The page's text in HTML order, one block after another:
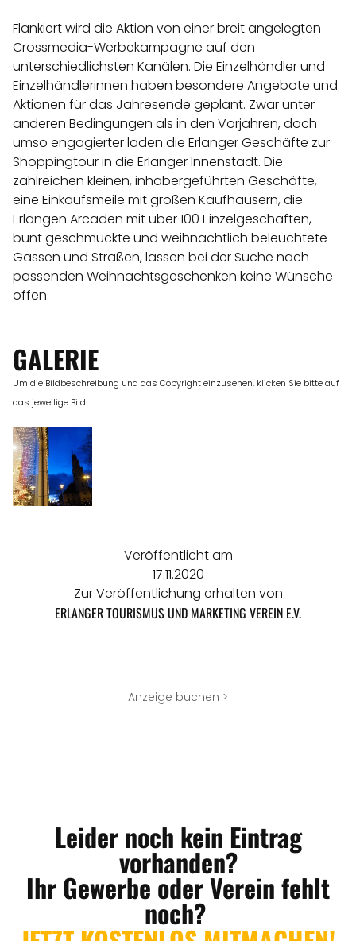
Flankiert wird die Aktion von einer breit angelegten
Crossmedia-Werbekampagne auf den
unterschiedlichsten Kanälen. Die Einzelhändler und
Einzelhändlerinnen haben besondere Angebote und
Aktionen für das Jahresende geplant. Zwar unter
anderen Bedingungen als in den Vorjahren, doch
umso engagierter laden die Erlanger Geschäfte zur
Shoppingtour in die Erlanger Innenstadt. Die
zahlreichen kleinen, inhabergeführten Geschäfte,
eine Einkaufsmeile mit großen Kaufhäusern, die
Erlangen Arcaden mit über 100 Einzelgeschäften,
bunt geschmückte und weihnachtlich beleuchtete
Gassen und Straßen, lassen bei der Suche nach
passenden Weihnachtsgeschenken keine Wünsche
offen.
GALERIE
Um die Bildbeschreibung und das Copyright einzusehen, klicken Sie bitte auf
das jeweilige Bild.
Veröffentlicht am
17.11.2020
Zur Veröffentlichung erhalten von
ERLANGER TOURISMUS UND MARKETING VEREIN E.V.
Anzeige buchen >
Leider noch kein Eintrag
vorhanden?
Ihr Gewerbe oder Verein fehlt
noch?